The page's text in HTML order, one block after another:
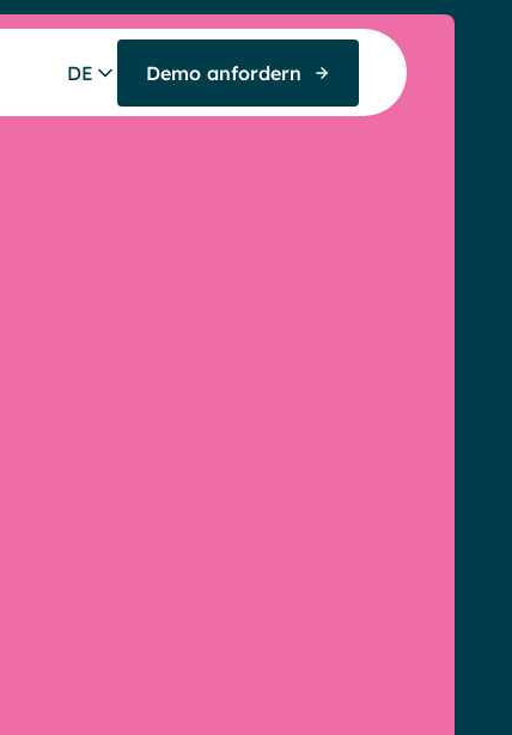
DE Demo anfordern